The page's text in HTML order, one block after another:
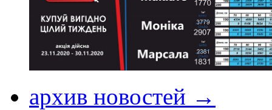
архив новостей →